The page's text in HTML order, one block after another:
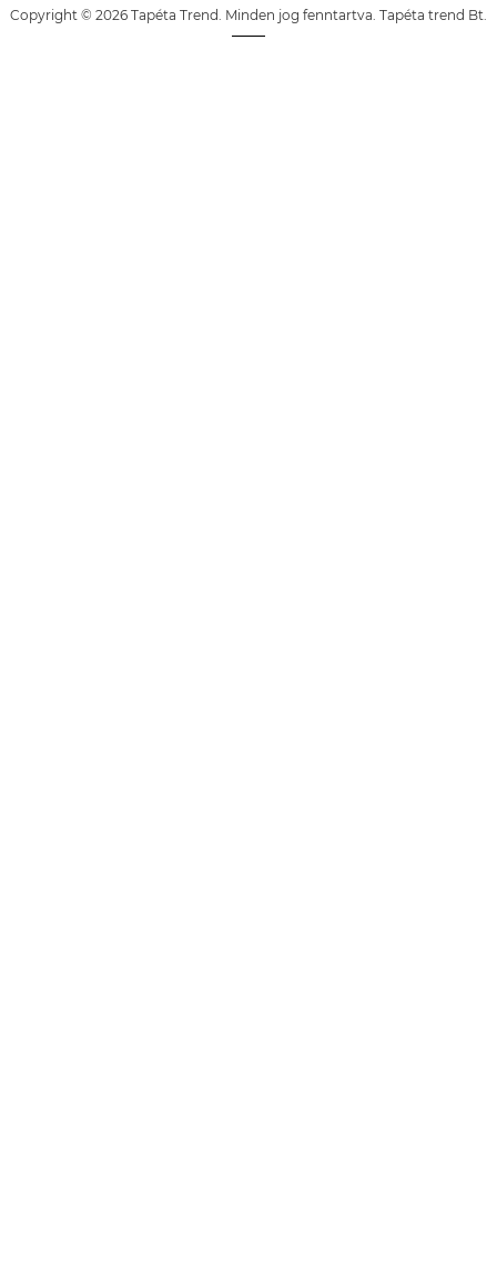
Copyright © 2026 Tapéta Trend. Minden jog fenntartva. Tapéta trend Bt.